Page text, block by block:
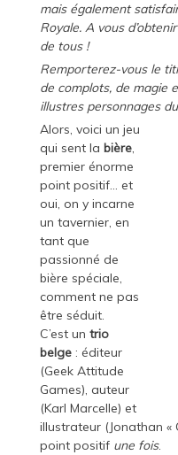
mais également
Royale. A vous
de tous !
Remporterez-vous le
de complots, de magie
illustres personnages
Alors, voici un jeu
qui sent la bière,
premier énorme
point positif… et
oui, on y incarne
un tavernier, en
tant que
passionné de
bière spéciale,
comment ne pas
être séduit.
C’est un trio
belge: éditeur
(Geek Attitude
Games), auteur
(Karl Marcelle) et
illustrateur (Jonathan «
point positif une fois.